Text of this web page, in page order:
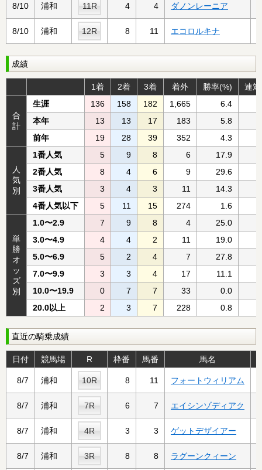
8/10 浦和 11R 4 4 ダノンレーニア
8/10 浦和 12R 8 11 エコロルキナ
成績
1着 2着 3着 着外 勝率(%) 連
合
計
生涯 136 158 182 1,665
6.4
本年
13 13 17 183
5.8
前年
19 28 39 352 4.3
人
気
別
1番人気 5 9 8 6
17.9
2番人気
8 4 6 9
29.6
3番人気
3 4 3 11
14.3
4番人気以下
5 11 15 274 1.6
単
勝
オ
ッ
ズ
別
1.0〜2.9 7 9 8 4
25.0
3.0〜4.9
4 4 2 11
19.0
5.0〜6.9
5 2 4 7
27.8
7.0〜9.9
3 3 4 17
11.1
10.0〜19.9
0 7 7 33
0.0
20.0以上
2 3 7 228 0.8
直近の騎乗成績
日付 競馬場 R 枠番 馬番 馬名
8/7 浦和 10R 8 11 フォートウィリアム
8/7 浦和 7R 6 7 エイシンゾディアク
8/7 浦和 4R 3 3 ゲットデザイアー
8/7 浦和 3R 8 8 ラグーンクィーン